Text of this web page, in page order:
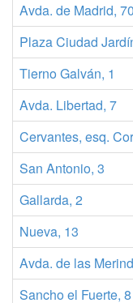
Avda. de Madrid, 70
Plaza Ciudad
Tierno Galván, 1
Avda. Libertad, 7
Cervantes, esq.
San Antonio, 3
Gallarda, 2
Nueva, 13
Avda. de las
Sancho el Fuerte, 8